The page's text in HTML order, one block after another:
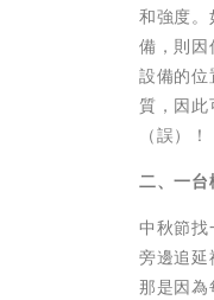
和強度
備，則
設備的
質，因
（誤）！
二、一
中秋節
旁邊追
那是因